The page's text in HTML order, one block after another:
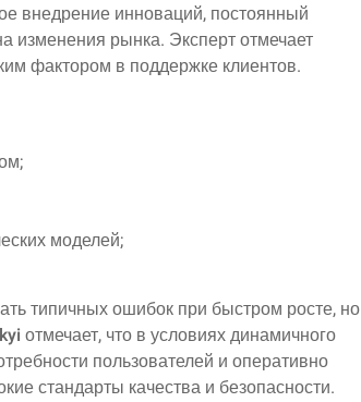
внедрение инноваций, постоянный
изменения рынка. Эксперт отмечает
фактором в поддержке клиентов.
моделей;
типичных ошибок при быстром росте, но
отмечает, что в условиях динамичного
пользователей и оперативно
стандарты качества и безопасности.